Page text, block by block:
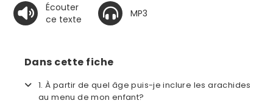
Écouter
ce texte
MP3
Dans cette fiche
1. À partir de quel âge puis-je inclure les arachides
au menu de mon enfant?